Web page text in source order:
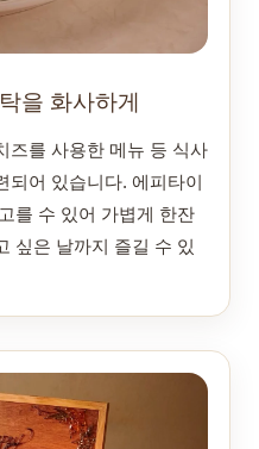
을 화사하게
즈를 사용한 메뉴 등 식사
되어 있습니다. 에피타이
를 수 있어 가볍게 한잔
싶은 날까지 즐길 수 있